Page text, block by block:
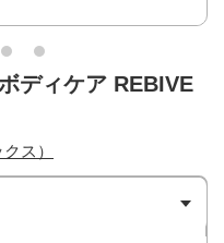
ディケア REBIVE
ス）